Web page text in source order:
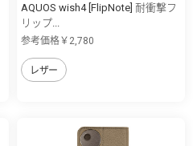
AQUOS wish4 [FlipNote] 耐衝撃フ
リップ...
参考価格￥2,780
レザー